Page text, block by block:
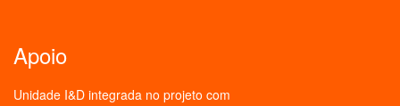
Apoio
Unidade I&D integrada no projeto com